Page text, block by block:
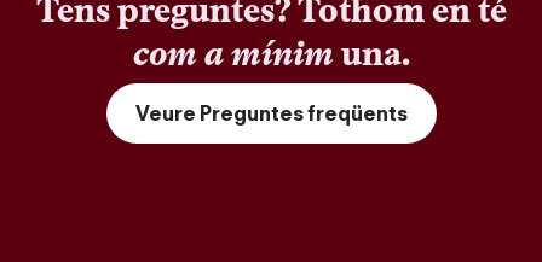
Tens preguntes? Tothom en té
com a mínimuna.
Veure Preguntes freqüents